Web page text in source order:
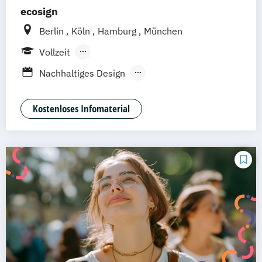
ecosign
Berlin Köln Hamburg
München
Vollzeit
Berufsbegleitendes Präsenzstudium
Nachhaltiges Design
Nachhaltiges Design Management
Nachhaltiges Design Management
Kostenloses Infomaterial